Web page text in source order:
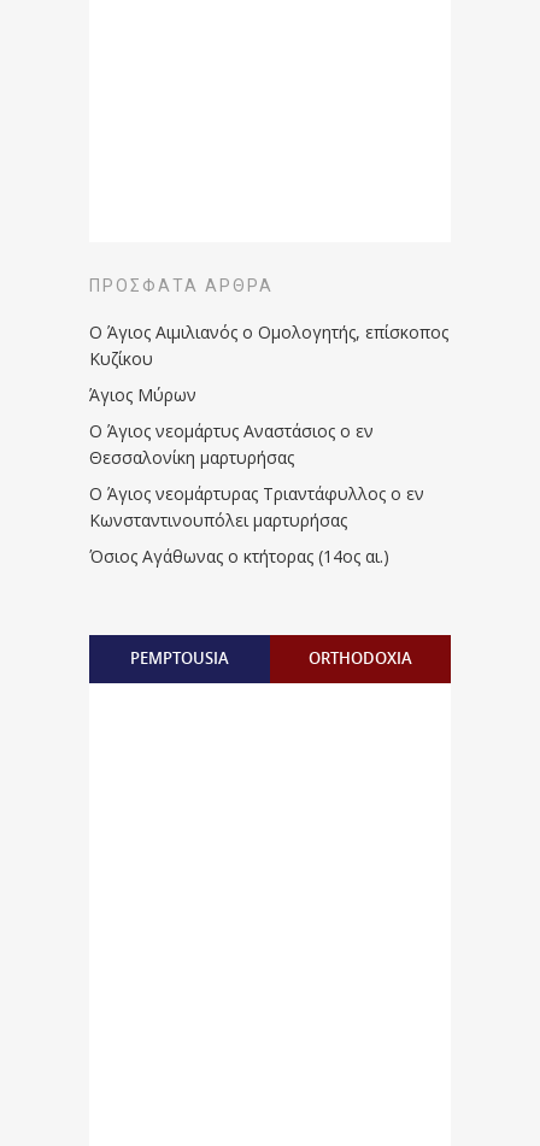
ΠΡΌΣΦΑΤΑ ΆΡΘΡΑ
Ο Άγιος Αιμιλιανός ο Ομολογητής, επίσκοπος
Κυζίκου
Άγιος Μύρων
Ο Άγιος νεομάρτυς Αναστάσιος ο εν
Θεσσαλονίκη μαρτυρήσας
Ο Άγιος νεομάρτυρας Τριαντάφυλλος ο εν
Κωνσταντινουπόλει μαρτυρήσας
Όσιος Αγάθωνας ο κτήτορας (14ος αι.)
PEMPTOUSIA ORTHODOXIA